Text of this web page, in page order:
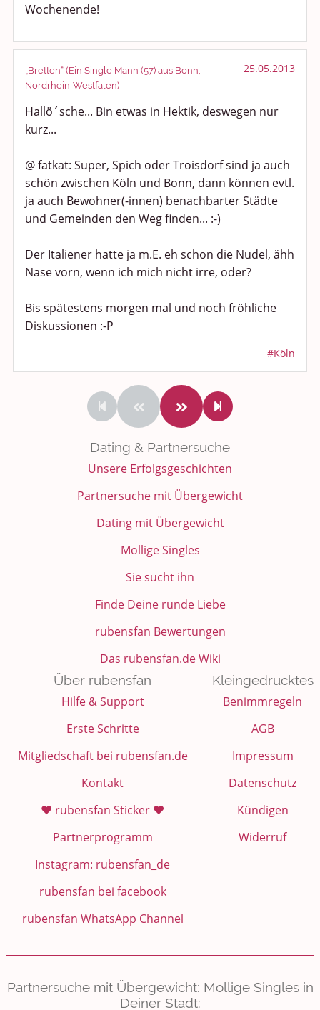
Wochenende!
„Bretten“ (Ein Single Mann (57) aus Bonn,
Nordrhein-Westfalen)
25.05.2013
Hallö´sche... Bin etwas in Hektik, deswegen nur
kurz...
@ fatkat: Super, Spich oder Troisdorf sind ja auch
schön zwischen Köln und Bonn, dann können evtl.
ja auch Bewohner(-innen) benachbarter Städte
und Gemeinden den Weg finden... :-)
Der Italiener hatte ja m.E. eh schon die Nudel, ähh
Nase vorn, wenn ich mich nicht irre, oder?
Bis spätestens morgen mal und noch fröhliche
Diskussionen :-P
#Köln
Dating & Partnersuche
Unsere Erfolgsgeschichten
Partnersuche mit Übergewicht
Dating mit Übergewicht
Mollige Singles
Sie sucht ihn
Finde Deine runde Liebe
rubensfan Bewertungen
Das rubensfan.de Wiki
Über rubensfan
Hilfe & Support
Erste Schritte
Mitgliedschaft bei rubensfan.de
Kontakt
❤️ rubensfan Sticker ❤️
Partnerprogramm
Instagram: rubensfan_de
rubensfan bei facebook
rubensfan WhatsApp Channel
Kleingedrucktes
Benimmregeln
AGB
Impressum
Datenschutz
Kündigen
Widerruf
Partnersuche mit Übergewicht: Mollige Singles in
Deiner Stadt: